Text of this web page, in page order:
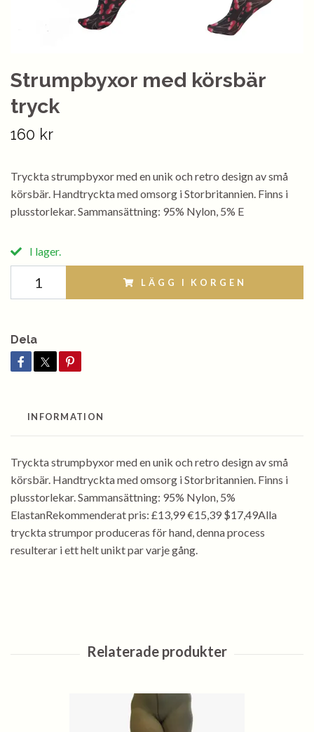
Strumpbyxor med körsbär
tryck
160 kr
Tryckta strumpbyxor med en unik och retro design av små
körsbär. Handtryckta med omsorg i Storbritannien. Finns i
plusstorlekar. Sammansättning: 95% Nylon, 5% E
I lager.
LÄGG I KORGEN
Dela
INFORMATION
Tryckta strumpbyxor med en unik och retro design av små
körsbär. Handtryckta med omsorg i Storbritannien. Finns i
plusstorlekar. Sammansättning: 95% Nylon, 5%
ElastanRekommenderat pris: £13,99 €15,39 $17,49Alla
tryckta strumpor produceras för hand, denna process
resulterar i ett helt unikt par varje gång.